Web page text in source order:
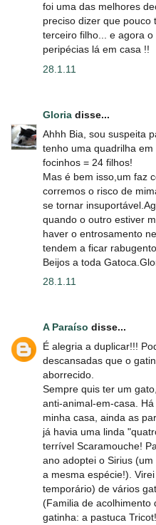
foi uma das melhores
preciso dizer que pouco
terceiro filho... e agora
peripécias lá em casa !!
28.1.11
Gloria disse...
Ahhh Bia, sou suspeita
tenho uma quadrilha
focinhos = 24 filhos!
Mas é bem isso,um faz
corremos o risco de
se tornar
quando o outro estiver
haver o entrosamento
tendem a ficar
Beijos a toda
28.1.11
A Paraíso disse...
É alegria a duplicar!!!
descansadas que o
aborrecido.
Sempre quis ter um
anti-animal-em-casa.
minha casa, ainda as
já havia uma linda
terrível Scaramouche!
ano adoptei o Sirius
a mesma espécie!).
temporário) de vários
(Familia de acolhimento
gatinha: a pastuca Tricot!